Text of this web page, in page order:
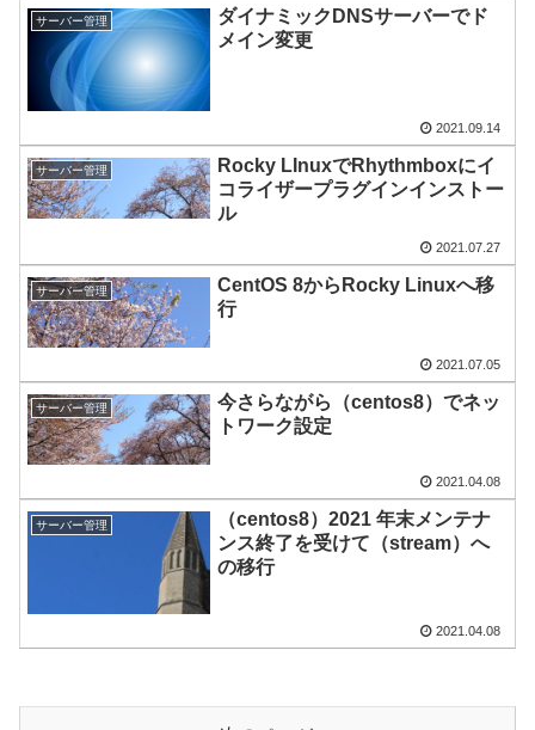
サーバー管理
ダイナミックDNSサーバーでド
メイン変更
2021.09.14
サーバー管理
Rocky LInuxでRhythmboxにイ
コライザープラグインインストー
ル
2021.07.27
サーバー管理
CentOS 8からRocky Linuxへ移
行
2021.07.05
サーバー管理
今さらながら（centos8）でネッ
トワーク設定
2021.04.08
サーバー管理
（centos8）2021 年末メンテナ
ンス終了を受けて（stream）へ
の移行
2021.04.08